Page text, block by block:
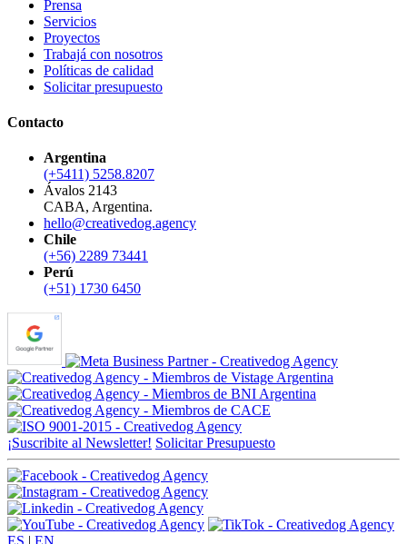
Prensa
Servicios
Proyectos
Trabajá con nosotros
Políticas de calidad
Solicitar presupuesto
Contacto
Argentina
(+5411) 5258.8207
Ávalos 2143
CABA, Argentina.
hello@creativedog.agency
Chile
(+56) 2289 73441
Perú
(+51) 1730 6450
¡Suscribite al Newsletter! Solicitar Presupuesto
ES | EN